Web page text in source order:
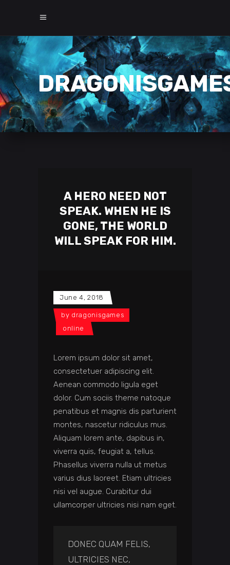
A HERO NEED NOT
SPEAK. WHEN HE IS
GONE, THE WORLD
WILL SPEAK FOR HIM.
June 4, 2018
by dragonisgames
online
Lorem ipsum dolor sit amet,
consectetuer adipiscing elit.
Aenean commodo ligula eget
dolor. Cum sociis theme natoque
penatibus et magnis dis parturient
montes, nascetur ridiculus mus.
Aliquam lorem ante, dapibus in,
viverra quis, feugiat a, tellus.
Phasellus viverra nulla ut metus
varius dius laoreet. Etiam ultricies
nisi vel augue. Curabitur dui
ullamcorper ultricies nisi nam eget.
DONEC QUAM FELIS,
ULTRICIES NEC,